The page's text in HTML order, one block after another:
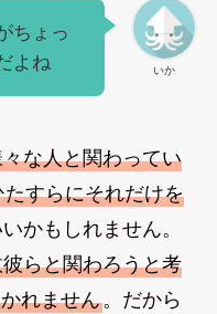
いか
ちょっ
よね
な人と関わってい
たすらにそれだけを
かもしれません。
らと関わろうと考
れません。だから